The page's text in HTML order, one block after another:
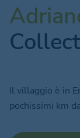
Il villaggio è in
pochissimi km